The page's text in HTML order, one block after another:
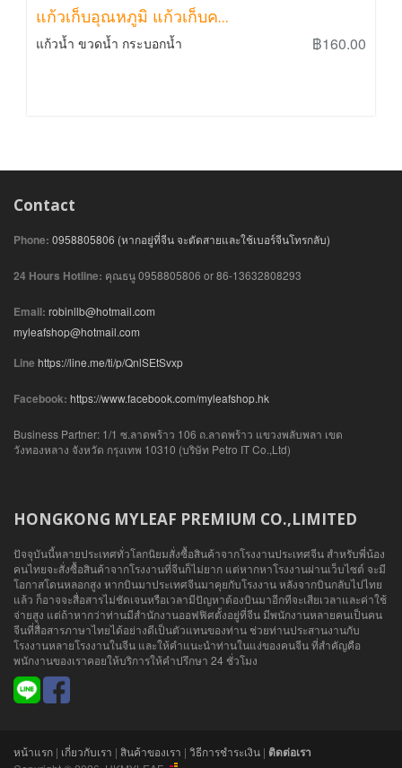
แก้วเก็บอุณหภูมิ แก้วเก็บค...
แก้วน้ำ ขวดน้ำ กระบอกน้ำ ฿160.00
Contact
Phone: 0958805806 (หากอยู่ที่จีน จะตัดสายและใช้เบอร์จีนโทรกลับ)
24 Hours Hotline: คุณธนู 0958805806 or 86-13632808293
Email: robinllb@hotmail.com
myleafshop@hotmail.com
Line https://line.me/ti/p/QnlSEtSvxp
Facebook: https://www.facebook.com/myleafshop.hk
Business Partner: 1/1 ซ.ลาดพร้าว 106 ถ.ลาดพร้าว แขวงพลับพลา เขต
วังทองหลาง จังหวัด กรุงเทพ 10310 (บริษัท Petro IT Co.,Ltd)
HONGKONG MYLEAF PREMIUM CO.,LIMITED
ปัจจุบันนี้หลายประเทศทั่วโลกนิยมสั่งซื้อสินค้าจากโรงงานประเทศจีน สำหรับพี่น้อง
คนไทยจะสั่งซื้อสินค้าจากโรงงานที่จีนก็ไม่ยาก แต่หากหาโรงงานผ่านเว็บไซต์ จะมี
โอกาสโดนหลอกสูง หากบินมาประเทศจีนมาคุยกับโรงงาน หลังจากบินกลับไปไทย
แล้ว ก็อาจจะสื่อสารไม่ชัดเจนหรือเวลามีปัญหาต้องบินมาอีกทีจะเสียเวลาและค่าใช้
จ่ายสูง แต่ถ้าหากว่าท่านมีสำนักงานออฟฟิศตั้งอยู่ที่จีน มีพนักงานหลายคนเป็นคน
จีนที่สื่อสารภาษาไทยได้อย่างดีเป็นตัวแทนของท่าน ช่วยท่านประสานงานกับ
โรงงานหลายโรงงานในจีน และให้คำแนะนำท่านในแง่ของคนจีน ที่สำคัญคือ
พนักงานของเราคอยให้บริการให้คำปรึกษา 24 ชั่วโมง
หน้าแรก | เกี่ยวกับเรา | สินค้าของเรา | วิธีการชำระเงิน | ติดต่อเรา